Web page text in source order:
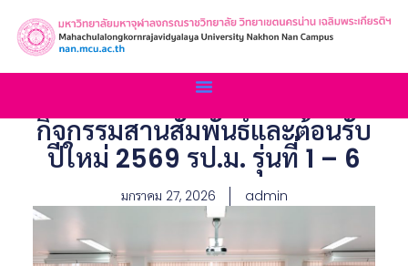
กิจกรรมสานสัมพันธ์และต้อนรับ
ปีใหม่ 2569 รป.ม. รุ่นที่ 1 – 6
มกราคม 27, 2026 admin